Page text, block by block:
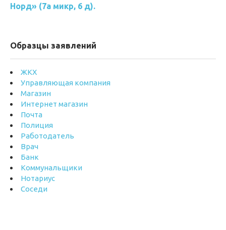
Норд» (7а микр, 6 д).
Образцы заявлений
ЖКХ
Управляющая компания
Магазин
Интернет магазин
Почта
Полиция
Работодатель
Врач
Банк
Коммунальщики
Нотариус
Соседи